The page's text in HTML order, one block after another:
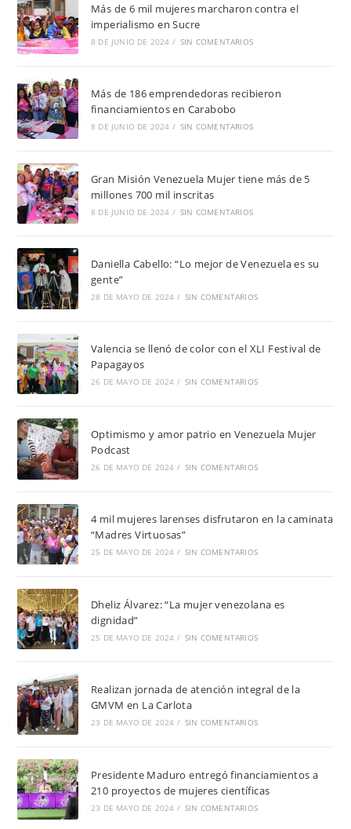
Más de 6 mil mujeres marcharon contra el
imperialismo en Sucre
8 DE JUNIO DE 2024 / SIN COMENTARIOS
Más de 186 emprendedoras recibieron
financiamientos en Carabobo
8 DE JUNIO DE 2024 / SIN COMENTARIOS
Gran Misión Venezuela Mujer tiene más de 5
millones 700 mil inscritas
8 DE JUNIO DE 2024 / SIN COMENTARIOS
Daniella Cabello: “Lo mejor de Venezuela es su
gente”
28 DE MAYO DE 2024 / SIN COMENTARIOS
Valencia se llenó de color con el XLI Festival de
Papagayos
26 DE MAYO DE 2024 / SIN COMENTARIOS
Optimismo y amor patrio en Venezuela Mujer
Podcast
26 DE MAYO DE 2024 / SIN COMENTARIOS
4 mil mujeres larenses disfrutaron en la caminata
“Madres Virtuosas”
25 DE MAYO DE 2024 / SIN COMENTARIOS
Dheliz Álvarez: “La mujer venezolana es
dignidad”
25 DE MAYO DE 2024 / SIN COMENTARIOS
Realizan jornada de atención integral de la
GMVM en La Carlota
23 DE MAYO DE 2024 / SIN COMENTARIOS
Presidente Maduro entregó financiamientos a
210 proyectos de mujeres científicas
23 DE MAYO DE 2024 / SIN COMENTARIOS